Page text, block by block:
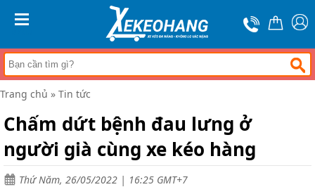
Trang
chủ
Xe
đẩy
hàng
Xe
tay
Bánh
xe
đẩy
Trang chủ » Tin tức
Chấm dứt bệnh đau lưng ở
người già cùng xe kéo hàng
Thứ Năm, 26/05/2022 | 16:25 GMT+7